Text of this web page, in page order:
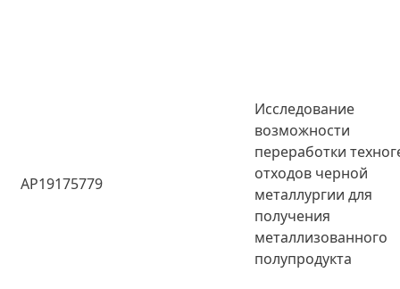
AP19175779
Исследование
возможности
переработки
отходов черной
металлургии для
получения
металлизованного
полупродукта